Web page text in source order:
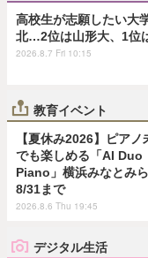
高校生が志願したい大
北…2位は山形大、1位
2026.8.7 Fri 10:15
教育イベント
【夏休み2026】ピアノ
でも楽しめる「AI Duo
Piano」横浜みなとみ
8/31まで
2026.8.6 Thu 19:45
デジタル生活